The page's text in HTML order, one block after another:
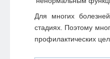
Для многих
стадиях. Поэтому
профилактических